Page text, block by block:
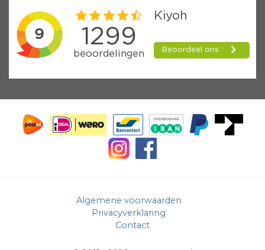
Algemene voorwaarden
Privacyverklaring
Contact